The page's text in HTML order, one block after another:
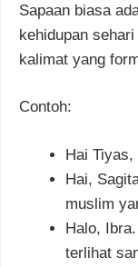
Sapaan biasa
kehidupan
kalimat yang
Contoh:
Hai
Hai,
muslim
Halo,
terlihat